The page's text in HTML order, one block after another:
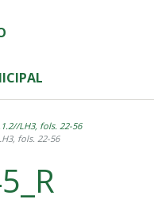
LH3, fols. 22-56
fols. 22-56